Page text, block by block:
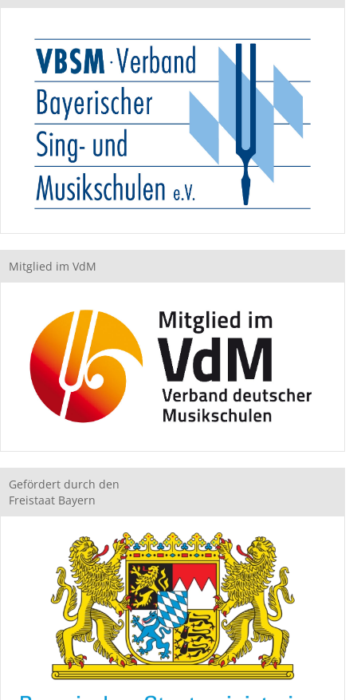
Mitglied im VdM
Gefördert durch den
Freistaat Bayern